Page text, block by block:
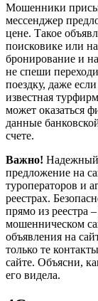
Мошенники
мессенджер
цене. Такое
поисковике или
бронирование и
не спеши
поездку, даже
известная
может оказаться
данные
счете.
Важно! Надежный
предложение на
туроператоров и
реестрах.
прямо из реестра
мошенническом
объявления на
только те
сайте. Объясни,
его видела.